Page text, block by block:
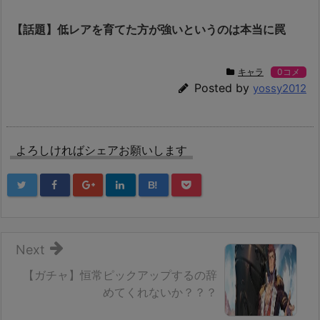
【話題】低レアを育てた方が強いというのは本当に罠
キャラ 0コメ
Posted by yossy2012
よろしければシェアお願いします
B!
【ガチャ】恒常ピックアップするの辞
めてくれないか？？？
Next